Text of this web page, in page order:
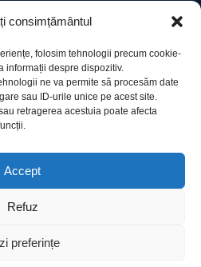
consimțământul
folosim tehnologii precum cookie-
informații despre dispozitiv.
ne va permite să procesăm date
sau ID-urile unice pe acest site.
retragerea acestuia poate afecta
Accept
Refuz
preferințe
Live TV
Accessibility
Subscribe
MadrasThemes. All Rights